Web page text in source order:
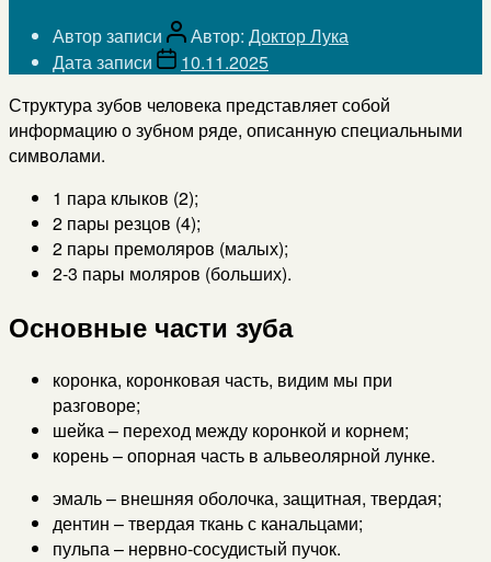
Автор записи Автор: Доктор Лука
Дата записи
10.11.2025
Структура зубов человека представляет собой
информацию о зубном ряде, описанную специальными
символами.
1 пара клыков (2);
2 пары резцов (4);
2 пары премоляров (малых);
2-3 пары моляров (больших).
Основные части зуба
коронка, коронковая часть, видим мы при
разговоре;
шейка – переход между коронкой и корнем;
корень – опорная часть в альвеолярной лунке.
эмаль – внешняя оболочка, защитная, твердая;
дентин – твердая ткань с канальцами;
пульпа – нервно-сосудистый пучок.